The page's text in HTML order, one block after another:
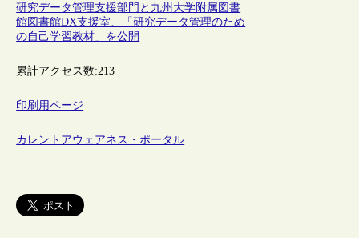
研究データ管理支援部門と九州大学附属図書
館図書館DX支援室、「研究データ管理のため
の自己学習教材」を公開
累計アクセス数:213
印刷用ページ
カレントアウェアネス・ポータル